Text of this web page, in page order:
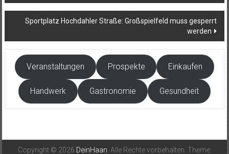
Sportplatz Hochdahler Straße: Großspielfeld muss gesperrt
werden
Veranstaltungen Prospekte Einkaufen
Handwerk Gastronomie Gesundheit
Copyright © 2026 DeinHaan . Alle Rechte vorbehalten. Theme: